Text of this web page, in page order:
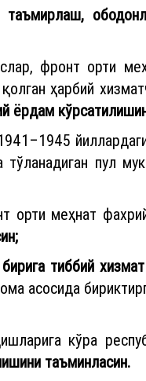
фронт орти
ҳарбий
ёрдам
пул
орти меҳнат
тиббий
асосида
кўра
таъминласин.